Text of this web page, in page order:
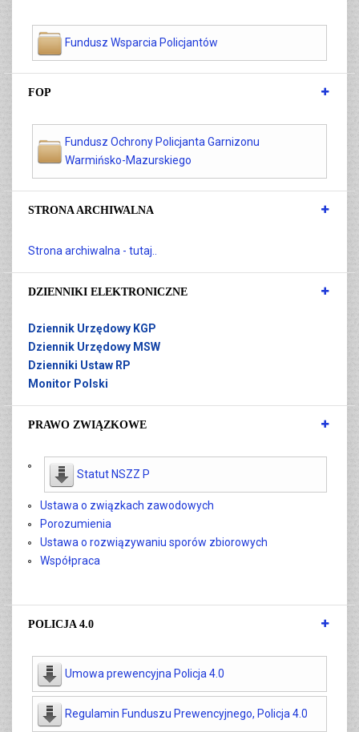
Fundusz Wsparcia Policjantów
FOP
Fundusz Ochrony Policjanta Garnizonu
Warmińsko-Mazurskiego
STRONA ARCHIWALNA
Strona archiwalna - tutaj..
DZIENNIKI ELEKTRONICZNE
Dziennik Urzędowy KGP
Dziennik Urzędowy MSW
Dzienniki Ustaw RP
Monitor Polski
PRAWO ZWIĄZKOWE
Statut NSZZ P
Ustawa o związkach zawodowych
Porozumienia
Ustawa o rozwiązywaniu sporów zbiorowych
Współpraca
POLICJA 4.0
Umowa prewencyjna Policja 4.0
Regulamin Funduszu Prewencyjnego, Policja 4.0